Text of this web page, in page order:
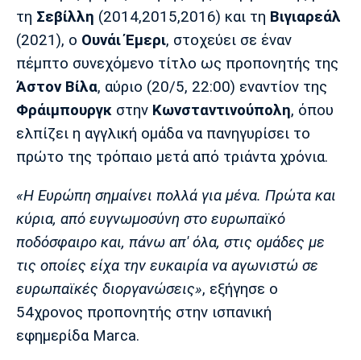
Πολιτισμός
Τραγούδια
Cine Spot
Running
Media
Παρασκήνιο
Πρόγραμμα TV
Ιωνικός Κηφισιά Πανσερραϊκός
Μαδρίτης
Μαδρίτης
Μάντσεστερ
Γιουνάιτεντ
Τσέλσι Άρσεναλ
τη Σεβίλλη (2014,2015,2016) και τη Βιγιαρεάλ
(2021), ο Ουνάι Έμερι, στοχεύει σε έναν
πέμπτο συνεχόμενο τίτλο ως προπονητής της
Άστον Βίλα, αύριο (20/5, 22:00) εναντίον της
Φράιμπουργκ στην Κωνσταντινούπολη, όπου
ελπίζει η αγγλική ομάδα να πανηγυρίσει το
πρώτο της τρόπαιο μετά από τριάντα χρόνια.
«Η Ευρώπη σημαίνει πολλά για μένα. Πρώτα και
κύρια, από ευγνωμοσύνη στο ευρωπαϊκό
ποδόσφαιρο και, πάνω απ' όλα, στις ομάδες με
τις οποίες είχα την ευκαιρία να αγωνιστώ σε
ευρωπαϊκές διοργανώσεις», εξήγησε ο
54χρονος προπονητής στην ισπανική
εφημερίδα Marca.